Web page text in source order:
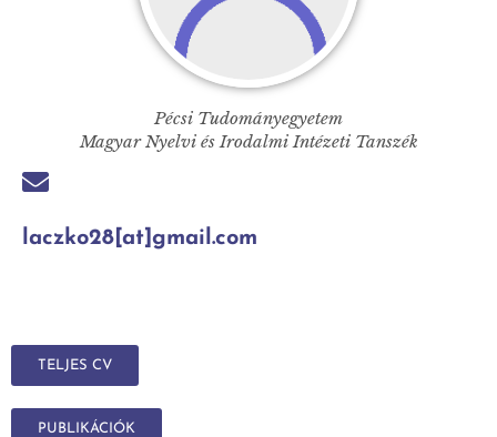
Pécsi Tudományegyetem
Magyar Nyelvi és Irodalmi Intézeti Tanszék
laczko28[at]gmail.com
TELJES CV
PUBLIKÁCIÓK